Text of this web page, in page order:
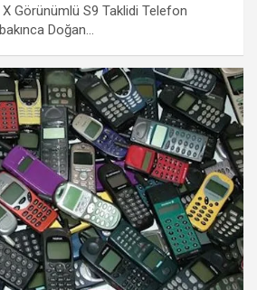
Görünümlü S9 Taklidi Telefon
Doğan…